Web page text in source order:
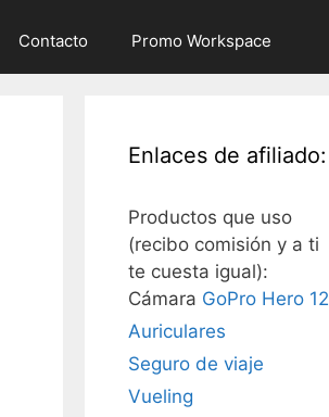
Contacto Promo Workspace
Enlaces de afiliado:
Productos que uso
(recibo comisión y a ti
te cuesta igual):
Cámara GoPro Hero 12
Auriculares
Seguro de viaje
Vueling